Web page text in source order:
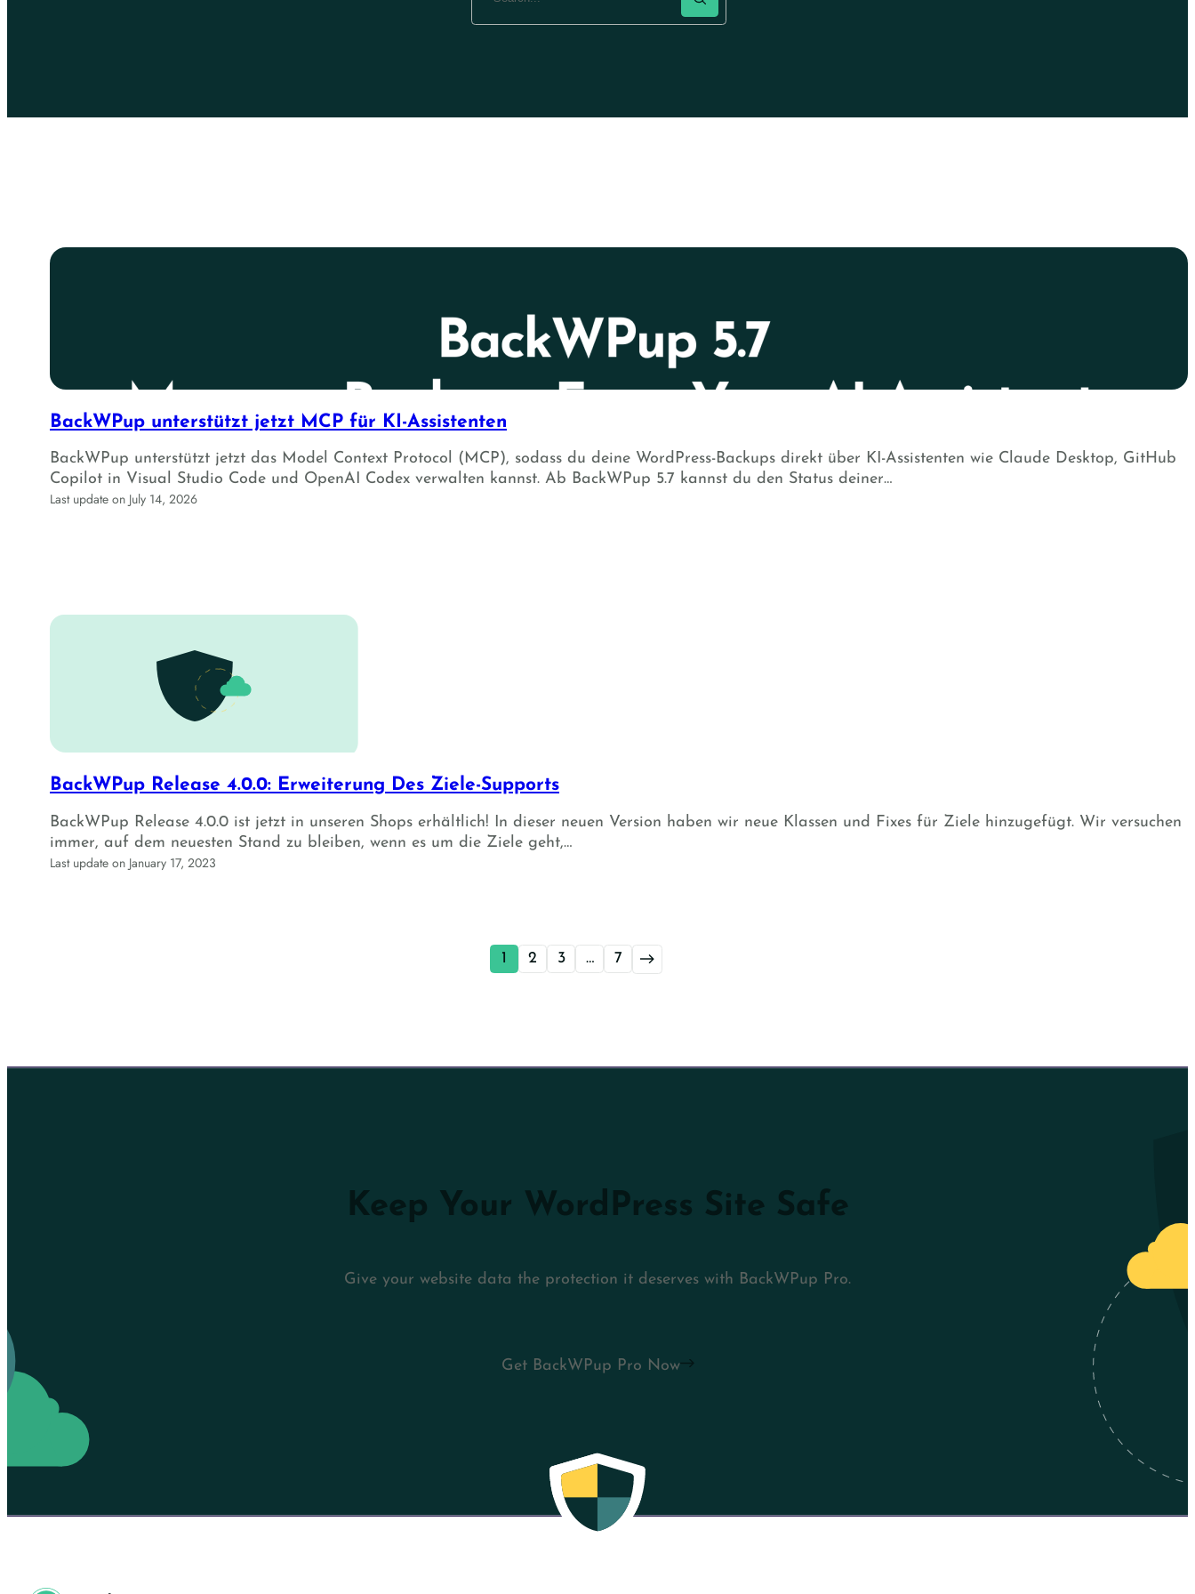
BackWPup unterstützt jetzt MCP für KI-Assistenten
BackWPup unterstützt jetzt das Model Context Protocol (MCP), sodass du deine WordPress-Backups direkt über KI-Assistenten wie Claude Desktop, GitHub
Copilot in Visual Studio Code und OpenAI Codex verwalten kannst. Ab BackWPup 5.7 kannst du den Status deiner…
Last update on July 14, 2026
BackWPup Release 4.0.0: Erweiterung Des Ziele-Supports
BackWPup Release 4.0.0 ist jetzt in unseren Shops erhältlich! In dieser neuen Version haben wir neue Klassen und Fixes für Ziele hinzugefügt. Wir versuchen
immer, auf dem neuesten Stand zu bleiben, wenn es um die Ziele geht,…
Last update on January 17, 2023
1 2 3 … 7
→
Keep Your WordPress Site Safe
Give your website data the protection it deserves with BackWPup Pro.
Get BackWPup Pro Now